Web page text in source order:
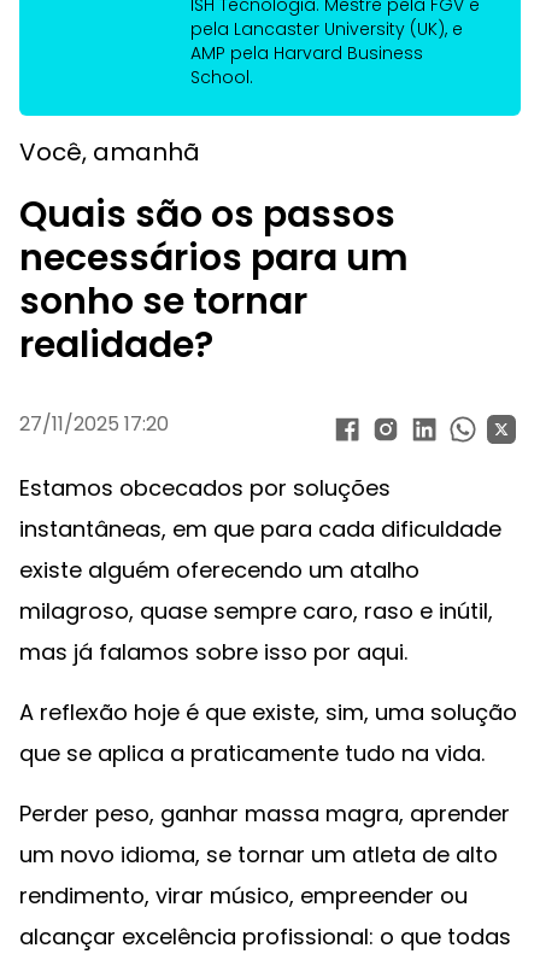
ISH Tecnologia. Mestre pela FGV e
pela Lancaster University (UK), e
AMP pela Harvard Business
School.
Você, amanhã
Quais são os passos
necessários para um
sonho se tornar
realidade?
27/11/2025 17:20
Estamos obcecados por soluções
instantâneas, em que para cada dificuldade
existe alguém oferecendo um atalho
milagroso, quase sempre caro, raso e inútil,
mas já falamos sobre isso por aqui.
A reflexão hoje é que existe, sim, uma solução
que se aplica a praticamente tudo na vida.
Perder peso, ganhar massa magra, aprender
um novo idioma, se tornar um atleta de alto
rendimento, virar músico, empreender ou
alcançar excelência profissional: o que todas